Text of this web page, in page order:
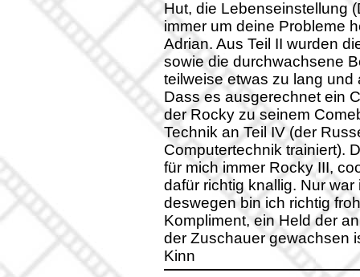
Hut, die Lebenseinstellung
immer um deine Probleme
Adrian. Aus Teil II wurden
sowie die durchwachsene
teilweise etwas zu lang
Dass es ausgerechnet ein
der Rocky zu seinem
Technik an Teil IV (der
Computertechnik trainiert).
für mich immer Rocky III,
dafür richtig knallig. Nur
deswegen bin ich richtig
Kompliment, ein Held der
der Zuschauer gewachsen
Kinn